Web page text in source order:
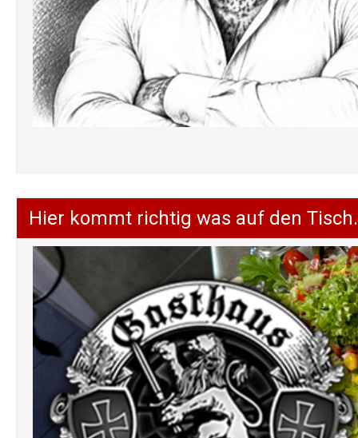
Hier kommt richtig was auf den Tisch.